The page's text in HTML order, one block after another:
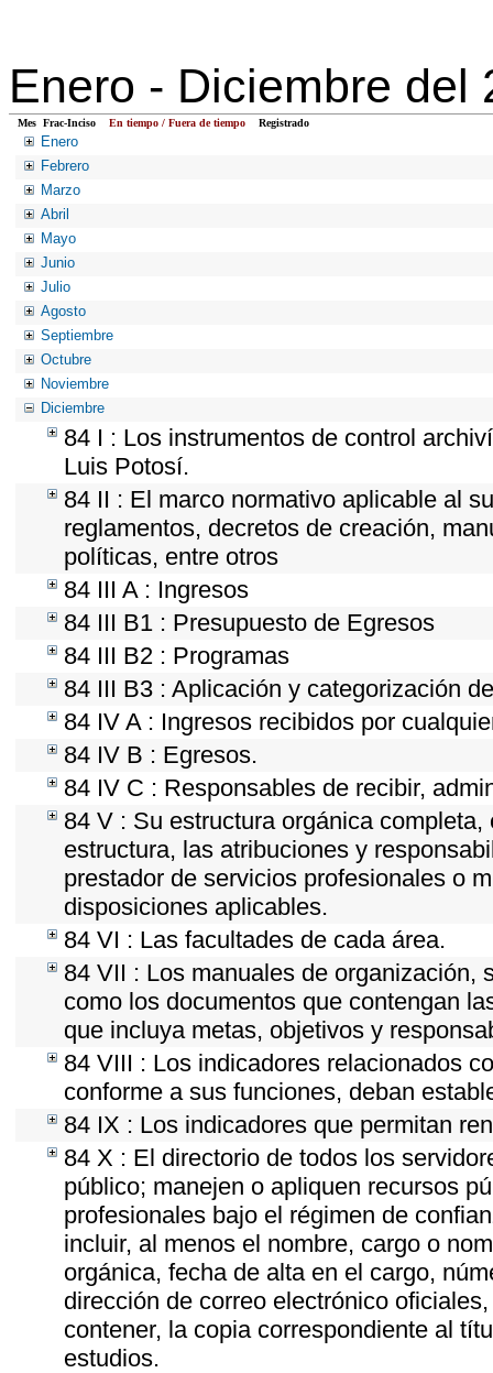
Enero - Diciembre del
Mes Frac-Inciso En tiempo / Fuera de tiempo Registrado
Enero
Febrero
Marzo
Abril
Mayo
Junio
Julio
Agosto
Septiembre
Octubre
Noviembre
Diciembre
84 I : Los instrumentos de control
Luis Potosí.
84 II : El marco normativo aplicable al
reglamentos, decretos de creación,
políticas, entre otros
84 III A : Ingresos
84 III B1 : Presupuesto de Egresos
84 III B2 : Programas
84 III B3 : Aplicación y categorización
84 IV A : Ingresos recibidos por
84 IV B : Egresos.
84 IV C : Responsables de recibir,
84 V : Su estructura orgánica
estructura, las atribuciones y
prestador de servicios profesionales o
disposiciones aplicables.
84 VI : Las facultades de cada área.
84 VII : Los manuales de organización,
como los documentos que contengan
que incluya metas, objetivos y
84 VIII : Los indicadores relacionados
conforme a sus funciones, deban
84 IX : Los indicadores que permitan
84 X : El directorio de todos los
público; manejen o apliquen recursos
profesionales bajo el régimen de
incluir, al menos el nombre, cargo o
orgánica, fecha de alta en el cargo,
dirección de correo electrónico
contener, la copia correspondiente al
estudios.